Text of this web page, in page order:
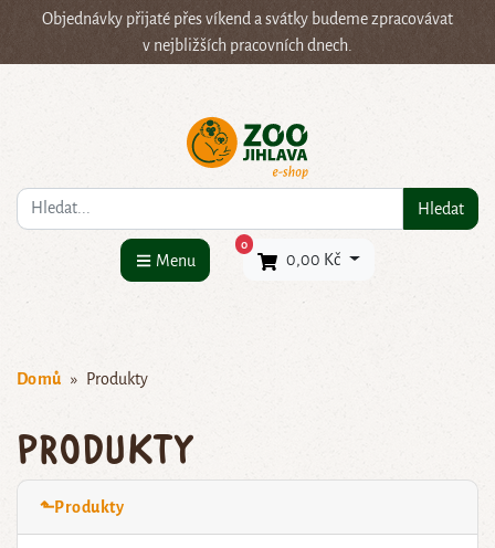
Objednávky přijaté přes víkend a svátky budeme zpracovávat
v nejbližších pracovních dnech.
Co hledáte? Hledat
Menu
0×
0,00 Kč
Domů Produkty
Produkty
⬑Produkty